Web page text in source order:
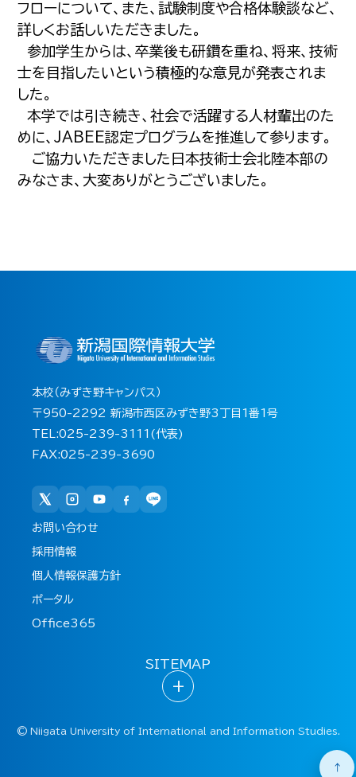
フローについて、また、試験制度や合格体験談など、
詳しくお話しいただきました。
参加学生からは、卒業後も研鑽を重ね、将来、技術
士を目指したいという積極的な意見が発表されま
した。
本学では引き続き、社会で活躍する人材輩出のた
めに、JABEE認定プログラムを推進して参ります。
ご協力いただきました日本技術士会北陸本部の
みなさま、大変ありがとうございました。
本校（みずき野キャンパス）
〒950-2292 新潟市西区みずき野3丁目1番1号
TEL:025-239-3111(代表)
FAX:025-239-3690
お問い合わせ
採用情報
個人情報保護方針
ポータル
Office365
SITEMAP
+
©Niigata University of International and Information Studies.
↑